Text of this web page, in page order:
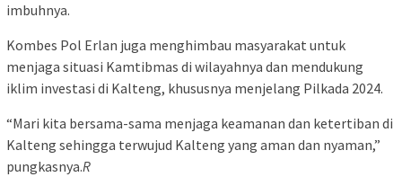
imbuhnya.
Kombes Pol Erlan juga menghimbau masyarakat untuk
menjaga situasi Kamtibmas di wilayahnya dan mendukung
iklim investasi di Kalteng, khususnya menjelang Pilkada 2024.
“Mari kita bersama-sama menjaga keamanan dan ketertiban di
Kalteng sehingga terwujud Kalteng yang aman dan nyaman,”
pungkasnya.R